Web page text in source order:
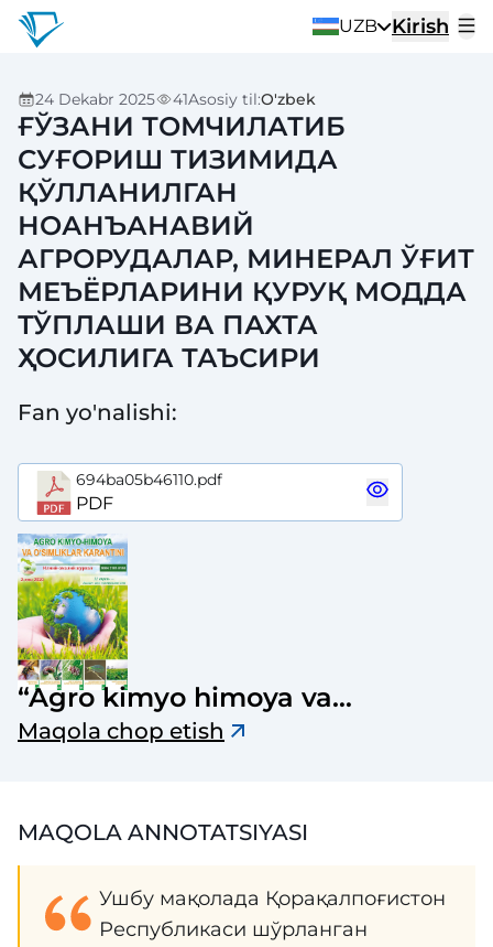
UZB Kirish
24 Dekabr 2025 41Asosiy til:O'zbek
ҒЎЗАНИ ТОМЧИЛАТИБ
СУҒОРИШ ТИЗИМИДА
ҚЎЛЛАНИЛГАН
НОАНЪАНАВИЙ
АГРОРУДАЛАР, МИНЕРАЛ ЎҒИТ
МЕЪЁРЛАРИНИ ҚУРУҚ МОДДА
ТЎПЛАШИ ВА ПАХТА
ҲОСИЛИГА ТАЪСИРИ
Fan yo'nalishi:
694ba05b46110.pdf
PDF
“Agro kimyo himoya va
o‘simliklar karantini” jurnali
Maqola chop etish
MAQOLA ANNOTATSIYASI
Ушбу мақолада Қорақалпоғистон
Республикаси шўрланган